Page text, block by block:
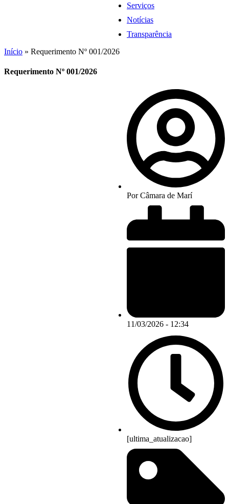
Serviços
Notícias
Transparência
Início » Requerimento Nº 001/2026
Requerimento Nº 001/2026
PorCâmara de Marí
11/03/2026 - 12:34
[ultima_atualizacao]